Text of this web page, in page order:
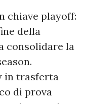
chiave playoff:
della
consolidare la
in trasferta
di prova